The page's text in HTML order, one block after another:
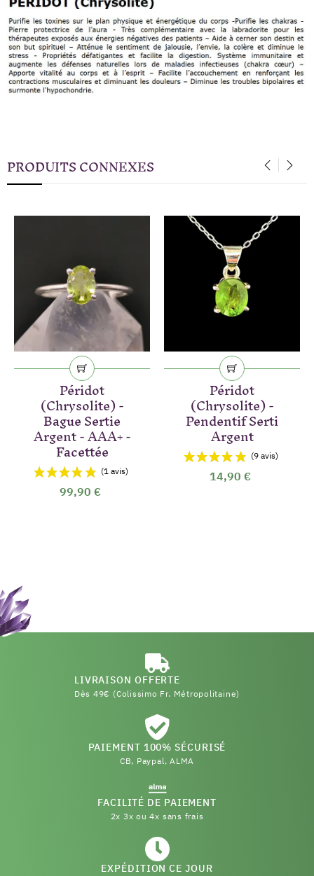
PRODUITS CONNEXES
Péridot
(Chrysolite) -
Bague Sertie
Argent - AAA+ -
Facettée
99,90 €
Péridot
(Chrysolite) -
Pendentif Serti
Argent
14,90 €
LIVRAISON OFFERTE
Dès 49€ (Colissimo Fr. Métropolitaine)
PAIEMENT 100% SÉCURISÉ
CB, Paypal, ALMA
FACILITÉ DE PAIEMENT
2x 3x ou 4x sans frais
EXPÉDITION CE JOUR